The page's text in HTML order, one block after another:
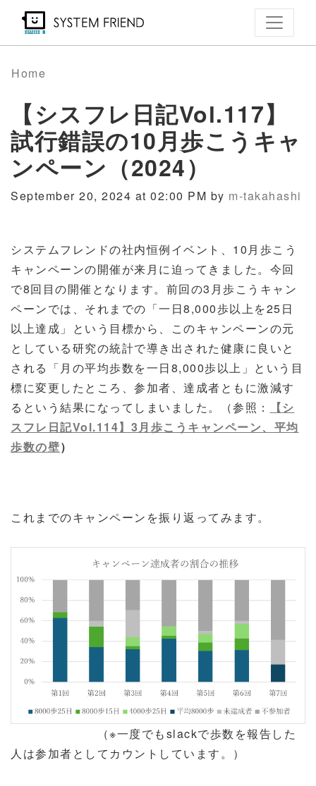
Skip
main
content
Home
【シスフレ日記Vol.117】
試行錯誤の10月歩こうキャ
ンペーン（2024）
September 20, 2024 at 02:00 PM by m-takahashi
システムフレンドの社内恒例イベント、 10月歩こう
キャンペーンの開催が来月に迫ってきました。今回
で8回目の開催となります。前回の3 月歩こうキャン
ペーンでは、それまでの「一日8,000歩以上を25日
以上達成」という目標から、このキャンペーンの元
としている研究の統計で導き出された健康に良いと
される「月の平均歩数を一日8,000歩以上」という目
標に変更したところ、参加者、達成者ともに激減す
るという結果になってしまいました。（参照：
【シ
スフレ日記Vol.114】3月歩こうキャンペーン、平均
歩数の壁）
これまでのキャンペーンを振り返ってみます。
（※一度でもslackで歩数を報告した
人は参加者としてカウントしています。）